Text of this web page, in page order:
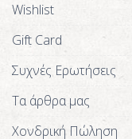
Wishlist
Gift Card
Συχνές Ερωτήσεις
Τα άρθρα μας
Χονδρική Πώληση